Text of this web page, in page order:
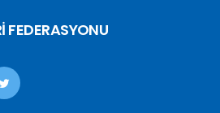
FEDERASYONU